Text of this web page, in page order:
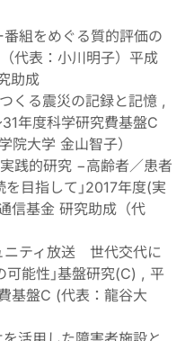
組をめぐる質的評価の
代表：小川明子）平成
助成
くる震災の記録と記憶 ,
年度科学研究費基盤C
院大学 金山智子）
践的研究 −高齢者／患者
を目指して｣2017年度(実
信基金 研究助成（代
ニティ放送 世代交代に
可能性｣基盤研究(C) , 平
基盤C (代表：龍谷大